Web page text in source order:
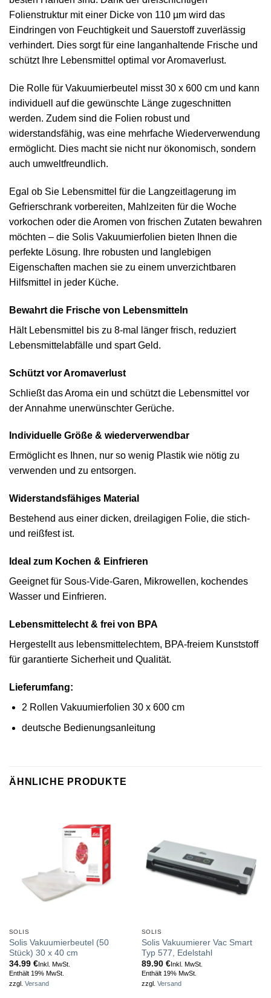
Folienstruktur mit einer Dicke von 110 µm wird das
Eindringen von Feuchtigkeit und Sauerstoff zuverlässig
verhindert. Dies sorgt für eine langanhaltende Frische und
schützt Ihre Lebensmittel optimal vor Aromaverlust.
Die Rolle für Vakuumierbeutel misst 30 x 600 cm und kann
individuell auf die gewünschte Länge zugeschnitten
werden. Zudem sind die Folien robust und
widerstandsfähig, was eine mehrfache Wiederverwendung
ermöglicht. Dies macht sie nicht nur ökonomisch, sondern
auch umweltfreundlich.
Egal ob Sie Lebensmittel für die Langzeitlagerung im
Gefrierschrank vorbereiten, Mahlzeiten für die Woche
vorkochen oder die Aromen von frischen Zutaten bewahren
möchten – die Solis Vakuumierfolien bieten Ihnen die
perfekte Lösung. Ihre robusten und langlebigen
Eigenschaften machen sie zu einem unverzichtbaren
Hilfsmittel in jeder Küche.
Bewahrt die Frische von Lebensmitteln
Hält Lebensmittel bis zu 8-mal länger frisch, reduziert
Lebensmittelabfälle und spart Geld.
Schützt vor Aromaverlust
Schließt das Aroma ein und schützt die Lebensmittel vor
der Annahme unerwünschter Gerüche.
Individuelle Größe & wiederverwendbar
Ermöglicht es Ihnen, nur so wenig Plastik wie nötig zu
verwenden und zu entsorgen.
Widerstandsfähiges Material
Bestehend aus einer dicken, dreilagigen Folie, die stich-
und reißfest ist.
Ideal zum Kochen & Einfrieren
Geeignet für Sous-Vide-Garen, Mikrowellen, kochendes
Wasser und Einfrieren.
Lebensmittelecht & frei von BPA
Hergestellt aus lebensmittelechtem, BPA-freiem Kunststoff
für garantierte Sicherheit und Qualität.
Lieferumfang:
2 Rollen Vakuumierfolien 30 x 600 cm
deutsche Bedienungsanleitung
ÄHNLICHE PRODUKTE
SOLIS
Solis Vakuumierbeutel (50
Stück) 30 x 40 cm
34.99 €Inkl. MwSt.
Enthält 19% MwSt.
zzgl. Versand
SOLIS
Solis Vakuumierer Vac Smart
Typ 577, Edelstahl
89.90 €Inkl. MwSt.
Enthält 19% MwSt.
zzgl. Versand